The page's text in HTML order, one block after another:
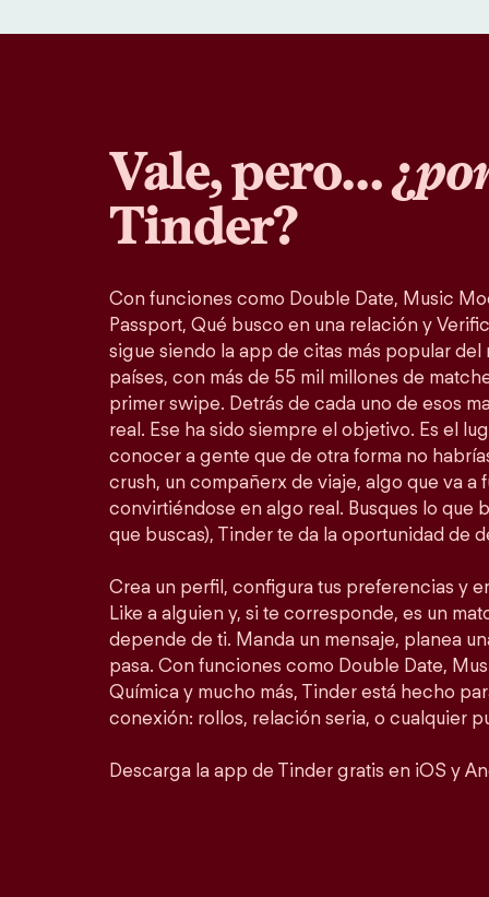
Vale, pero… ¿
Tinder?
Con funciones como Double Date, Music
Passport, Qué busco en una relación y
sigue siendo la app de citas más popular del
países, con más de 55 mil millones de
primer swipe. Detrás de cada uno de esos
real. Ese ha sido siempre el objetivo. Es el
conocer a gente que de otra forma no
crush, un compañerx de viaje, algo que va a
convirtiéndose en algo real. Busques lo que
que buscas), Tinder te da la oportunidad de
Crea un perfil, configura tus preferencias y
Like a alguien y, si te corresponde, es un
depende de ti. Manda un mensaje, planea
pasa. Con funciones como Double Date,
Química y mucho más, Tinder está hecho
conexión: rollos, relación seria, o cualquier
Descarga la app de Tinder gratis en iOS y